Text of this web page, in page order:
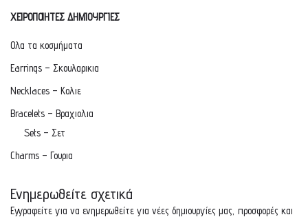
ΧΕΙΡΟΠΟΙΗΤΕΣ ΔΗΜΙΟΥΡΓΙΕΣ
Ολα τα κοσμήματα
Earrings – Σκουλαρικια
Necklaces – Κολιε
Bracelets – Βραχιολια
Sets – Σετ
Charms – Γουρια
Ενημερωθείτε σχετικά
Εγγραφείτε για να ενημερωθείτε για νέες δημιουργίες μας, προσφορές και